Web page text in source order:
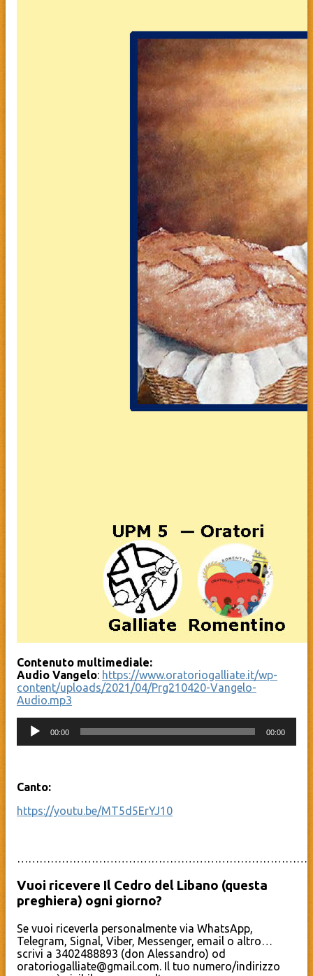
Contenuto multimediale:
Audio Vangelo: https://www.oratoriogalliate.it/wp-
content/uploads/2021/04/Prg210420-Vangelo-
Audio.mp3
Audio
Player
00:00 00:00
Canto:
https://youtu.be/MT5d5ErYJ10
Vuoi ricevere Il Cedro del Libano (questa
preghiera) ogni giorno?
Se vuoi riceverla personalmente via WhatsApp,
Telegram, Signal, Viber, Messenger, email o altro…
scrivi a 3402488893 (don Alessandro) od
oratoriogalliate@gmail.com. Il tuo numero/indirizzo